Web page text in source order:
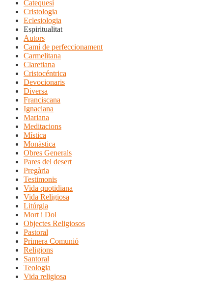
Catequesi
Cristologia
Eclesiologia
Espiritualitat
Autors
Camí de perfeccionament
Carmelitana
Claretiana
Cristocéntrica
Devocionaris
Diversa
Franciscana
Ignaciana
Mariana
Meditacions
Mística
Monàstica
Obres Generals
Pares del desert
Pregària
Testimonis
Vida quotidiana
Vida Religiosa
Litúrgia
Mort i Dol
Objectes Religiosos
Pastoral
Primera Comunió
Religions
Santoral
Teologia
Vida religiosa